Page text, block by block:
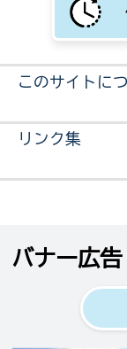
このサイトに
リンク集
バナー広告